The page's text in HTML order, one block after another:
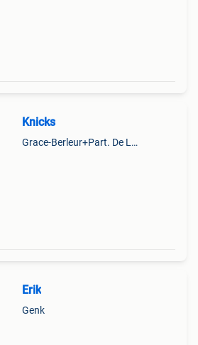
Knicks
Grace-Berleur+Part. De Loncin
Erik
Genk